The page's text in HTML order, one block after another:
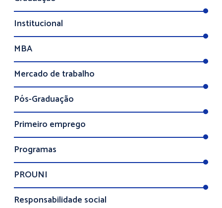
Institucional
MBA
Mercado de trabalho
Pós-Graduação
Primeiro emprego
Programas
PROUNI
Responsabilidade social